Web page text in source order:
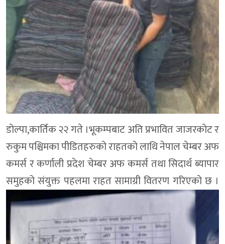
डोल्पा,कार्तिक २२ गते ।भूकम्पबाट अति प्रभावित जाजरकोट र
रुकुम पश्चिमका पीडितहरुको राहतको लाथि नेपाल चेम्बर अफ
कमर्स र कर्णाली प्रदेश चेम्बर अफ कमर्स तथा सिदार्थ ब्यापार
समुहको संयुक्त पहलमा राहत सामाग्री वितरण गरिएको छ ।